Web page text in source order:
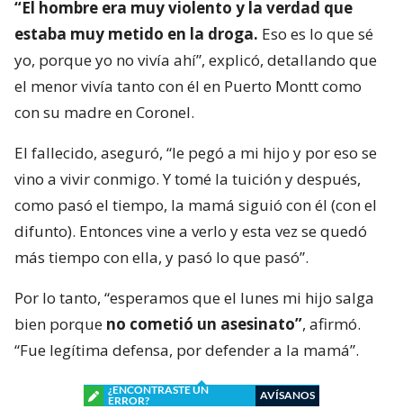
“El hombre era muy violento y la verdad que
estaba muy metido en la droga. Eso es lo que sé
yo, porque yo no vivía ahí”, explicó, detallando que
el menor vivía tanto con él en Puerto Montt como
con su madre en Coronel.
El fallecido, aseguró, “le pegó a mi hijo y por eso se
vino a vivir conmigo. Y tomé la tuición y después,
como pasó el tiempo, la mamá siguió con él (con el
difunto). Entonces vine a verlo y esta vez se quedó
más tiempo con ella, y pasó lo que pasó”.
Por lo tanto, “esperamos que el lunes mi hijo salga
bien porque no cometió un asesinato”, afirmó.
“Fue legítima defensa, por defender a la mamá”.
¿ENCONTRASTE UN
ERROR?
AVÍSANOS